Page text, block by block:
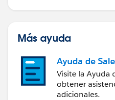
Más ayuda
Ayuda de
Visite la Ayuda
obtener
adicionales.